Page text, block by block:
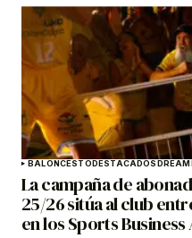
BALONCESTODESTACADOS
La campaña de
25/26 sitúa al club
en los Sports